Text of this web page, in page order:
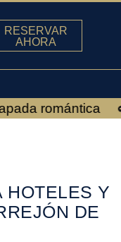
RESERVAR
AHORA
romántica
HOTELES Y
DE